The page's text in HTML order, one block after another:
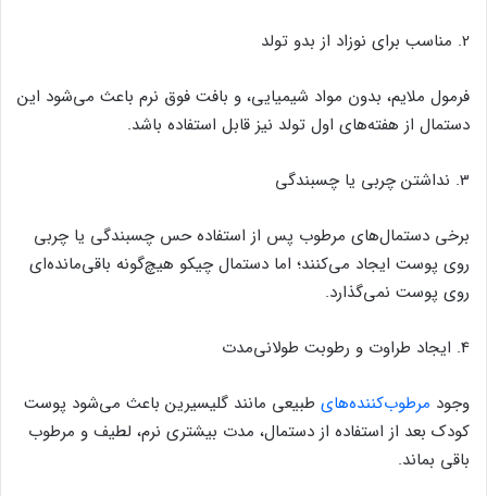
2. مناسب برای نوزاد از بدو تولد
فرمول ملایم، بدون مواد شیمیایی، و بافت فوق نرم باعث می‌شود این
دستمال از هفته‌های اول تولد نیز قابل استفاده باشد.
3. نداشتن چربی یا چسبندگی
برخی دستمال‌های مرطوب پس از استفاده حس چسبندگی یا چربی
روی پوست ایجاد می‌کنند؛ اما دستمال چیکو هیچ‌گونه باقی‌مانده‌ای
روی پوست نمی‌گذارد.
4. ایجاد طراوت و رطوبت طولانی‌مدت
وجود مرطوب‌کننده‌های طبیعی مانند گلیسیرین باعث می‌شود پوست
کودک بعد از استفاده از دستمال، مدت بیشتری نرم، لطیف و مرطوب
باقی بماند.